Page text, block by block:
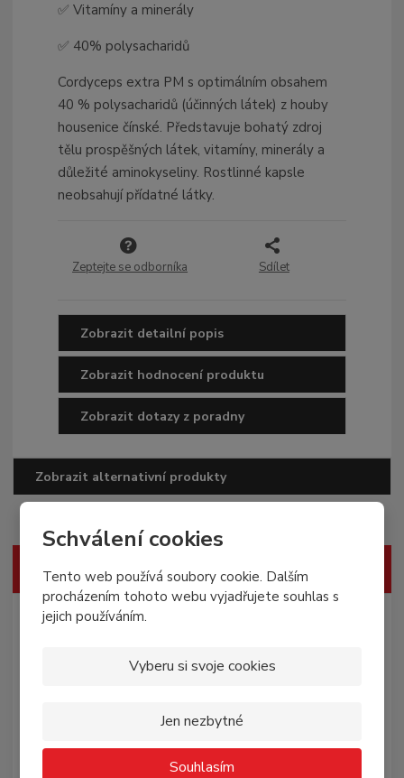
Schválení cookies
Tento web používá soubory cookie. Dalším
procházením tohoto webu vyjadřujete souhlas s
jejich používáním.
Vyberu si svoje cookies
Jen nezbytné
Souhlasím
✅ Vitamíny a minerály
✅ 40% polysacharidů
Cordyceps extra PM s optimálním obsahem
40 % polysacharidů (účinných látek) z houby
housenice čínské. Představuje bohatý zdroj
tělu prospěšných látek, vitamíny, minerály a
důležité aminokyseliny. Rostlinné kapsle
neobsahují přídatné látky.
Zeptejte se odborníka Sdílet
Zobrazit detailní popis
Zobrazit hodnocení produktu
Zobrazit dotazy z poradny
Zobrazit alternativní produkty
VŠECHNY KATEGORIE
Všechny produkty
Mikroorganizmy